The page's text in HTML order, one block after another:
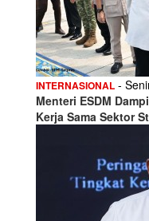
INTERNASIONAL -
Menteri ESDM
Kerja Sama Sektor